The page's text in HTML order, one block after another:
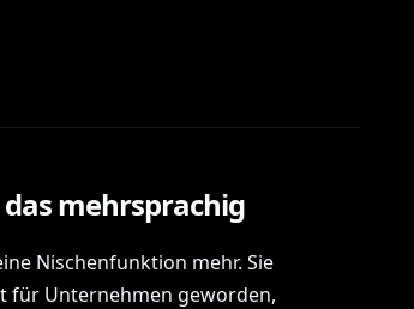
mehrsprachig
Nischenfunktion mehr. Sie
Unternehmen geworden,